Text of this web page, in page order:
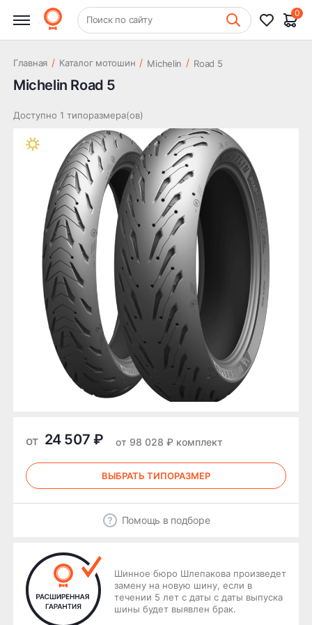
+7 (831) 261-35-35 Шиномонтаж
Поиск по сайту
0
Главная / Каталог мотошин / Michelin / Road 5
Michelin Road 5
Доступно 1 типоразмера(ов)
от 24 507 ₽ от 98 028 ₽ комплект
ВЫБРАТЬ ТИПОРАЗМЕР
Помощь в подборе
Шинное бюро Шлепакова произведет
замену на новую шину, если в
течении 5 лет с даты с даты выпуска
шины будет выявлен брак.